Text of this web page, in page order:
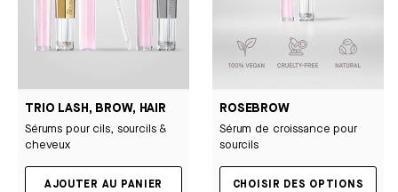
TRIO LASH, BROW, HAIR
Sérums pour cils, sourcils &
cheveux
AJOUTER AU PANIER
ROSEBROW
Sérum de croissance pour
sourcils
CHOISIR DES OPTIONS